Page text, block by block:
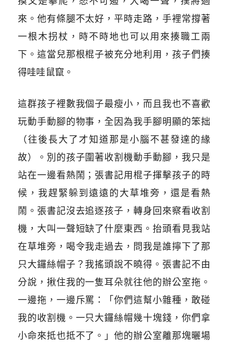
來。他有條腿不太好，平時走路，手裡常撐著
一根木拐杖，時不時地也可以用來揍職工兩
下。這當兒那根棍子被充分地利用，孩子們揍
得哇哇鼠竄。
這群孩子裡數我個子最瘦小，而且我也不喜歡
玩動手動腳的物事，全因為我手腳明顯的笨拙
（往後長大了才知道那是小腦不甚發達的緣
故）。別的孩子圍著收割機動手動腳，我只是
站在一邊看熱鬧；張書記用棍子揮擊孩子的時
候，我趕緊躲到遠遠的大草堆旁，還是看熱
鬧。張書記沒去追逐孩子，轉身回來察看收割
機，大叫一聲短缺了什麼東西。抬頭看見我站
在草堆旁，喝令我走過去，問我是誰擰下了那
只大鑼絲帽子？我搖頭說不曉得。張書記不由
分說，揪住我的一隻耳朵就往他的辦公室拖。
一邊拖，一邊斥罵：「你們這幫小雜種，敢碰
我的收割機。一只大鑼絲帽幾十塊錢，你們拿
小命來抵也抵不了。」他的辦公室離那塊曬場